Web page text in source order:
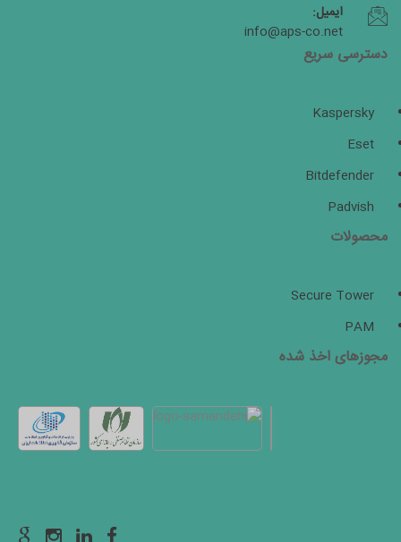
ایمیل:
info@aps-co.net
دسترسی سریع
Kaspersky
Eset
Bitdefender
Padvish
محصولات
Secure Tower
PAM
مجوزهای اخذ شده